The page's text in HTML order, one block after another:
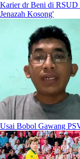
Karier dr Beni di RSUD
Jenazah Kosong'
Usai Bobol Gawang